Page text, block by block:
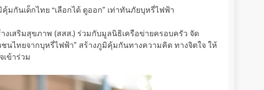
มกันเด็กไทย “เลือกได้ ดูออก” เท่าทันภัยบุหรี่ไฟฟ้า
งเสริมสุขภาพ (สสส.) ร่วมกับมูลนิธิเครือข่ายครอบครัว จัด
วชนไทยจากบุหรี่ไฟฟ้า” สร้างภูมิคุ้มกันทางความคิด ทางจิตใจ ให้
ข้าร่วม